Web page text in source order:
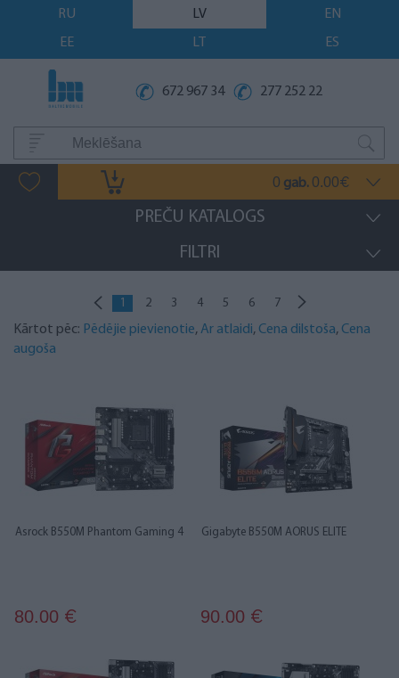
RU LV
EN
EE
LT ES
672 967 34 277 252 22
0 gab. 0.00€
PREČU KATALOGS
FILTRI
1 2 3 4 5 6 7
Kārtot pēc: Pēdējie pievienotie,Ar atlaidi, Cena dilstoša, Cena
augoša
Asrock B550M Phantom Gaming 4
80.00 €
Gigabyte B550M AORUS ELITE
90.00 €